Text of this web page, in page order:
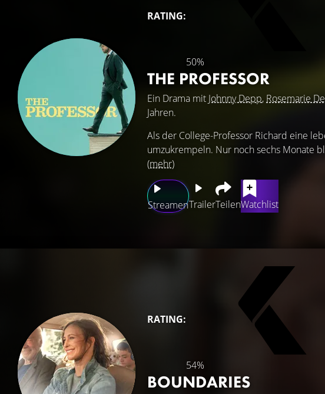
RATING:
50%
THE PROFESSOR
Ein Drama mit Johnny Depp, Rosemarie
Jahren.
StreamenTrailerTeilenWatchlist
Als der College-Professor Richard eine
umzukrempeln. Nur noch sechs Monate
(mehr)
RATING:
54%
BOUNDARIES